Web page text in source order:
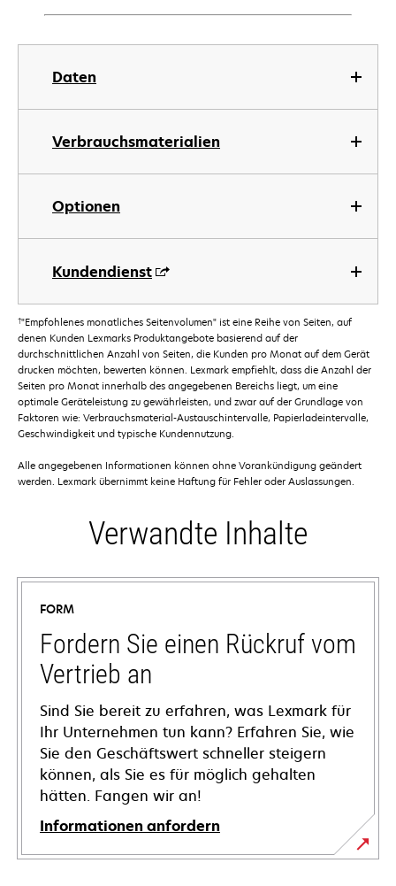
Daten
Verbrauchsmaterialien
Optionen
Kundendienst
†"Empfohlenes monatliches Seitenvolumen" ist eine Reihe von Seiten, auf
denen Kunden Lexmarks Produktangebote basierend auf der
durchschnittlichen Anzahl von Seiten, die Kunden pro Monat auf dem Gerät
drucken möchten, bewerten können. Lexmark empfiehlt, dass die Anzahl der
Seiten pro Monat innerhalb des angegebenen Bereichs liegt, um eine
optimale Geräteleistung zu gewährleisten, und zwar auf der Grundlage von
Faktoren wie: Verbrauchsmaterial-Austauschintervalle, Papierladeintervalle,
Geschwindigkeit und typische Kundennutzung.
Alle angegebenen Informationen können ohne Vorankündigung geändert
werden. Lexmark übernimmt keine Haftung für Fehler oder Auslassungen.
Verwandte Inhalte
FORM
Fordern Sie einen Rückruf vom
Vertrieb an
Sind Sie bereit zu erfahren, was Lexmark für
Ihr Unternehmen tun kann? Erfahren Sie, wie
Sie den Geschäftswert schneller steigern
können, als Sie es für möglich gehalten
hätten. Fangen wir an!
Informationen anfordern